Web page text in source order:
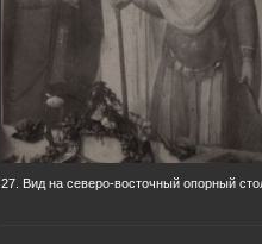
27. Вид на северо-восточный опорный